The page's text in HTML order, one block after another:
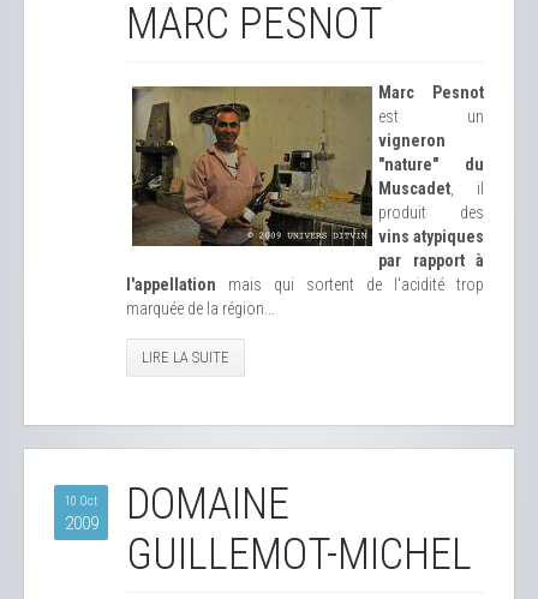
MARC PESNOT
Marc Pesnot
est un
vigneron
"nature" du
Muscadet , il
produit des
vins atypiques
par rapport à
l'appellation mais qui sortent de l'acidité trop
marquée de la région...
LIRE LA SUITE
10 Oct
2009
DOMAINE
GUILLEMOT-MICHEL